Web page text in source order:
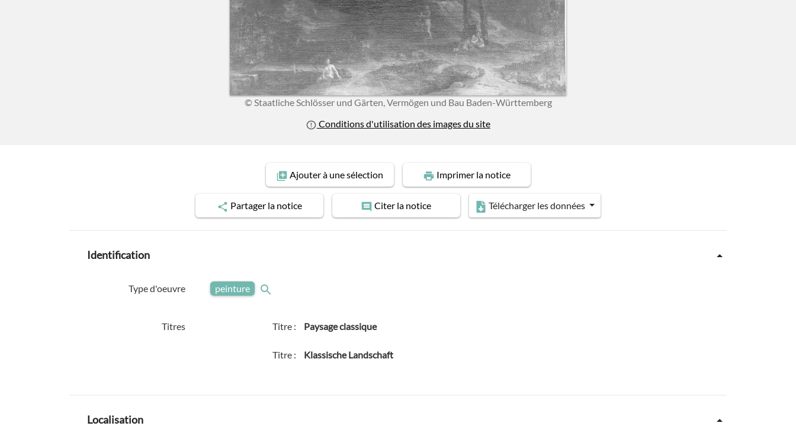
© Staatliche Schlösser und Gärten, Vermögen und Bau Baden-Württemberg
Conditions d'utilisation des images du site
Ajouterà une sélection Imprimerla notice
Partagerla notice Citer la notice Télécharger les données
Identification
Type d'oeuvre peinture
Titres Titre : Paysage classique
Titre : Klassische Landschaft
Localisation